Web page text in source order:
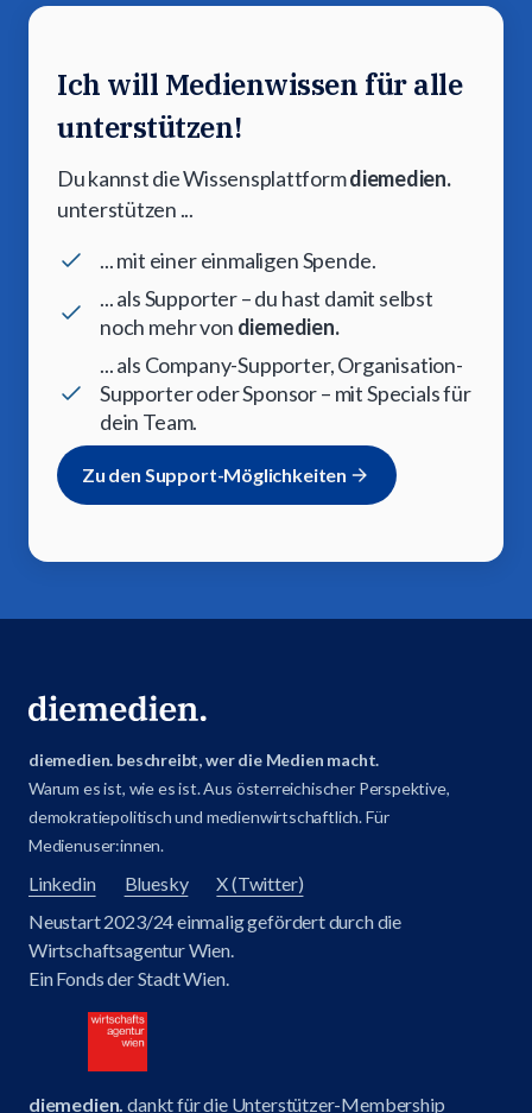
Ich will Medienwissen für alle
unterstützen!
Du kannst die Wissensplattformdiemedien.
unterstützen ...
... mit einer einmaligen Spende.
... als Supporter – du hast damit selbst
noch mehr von diemedien.
... als Company-Supporter, Organisation-
Supporter oder Sponsor – mit Specials für
dein Team.
Zu den Support-Möglichkeiten
diemedien. beschreibt, wer die Medien macht.
Warum es ist, wie es ist. Aus österreichischer Perspektive,
demokratiepolitisch und medienwirtschaftlich. Für
Medienuser:innen.
Linkedin Bluesky
X (Twitter)
Neustart 2023/24 einmalig gefördert durch die
Wirtschaftsagentur Wien.
Ein Fonds der Stadt Wien.
diemedien. dankt für die Unterstützer-Membership